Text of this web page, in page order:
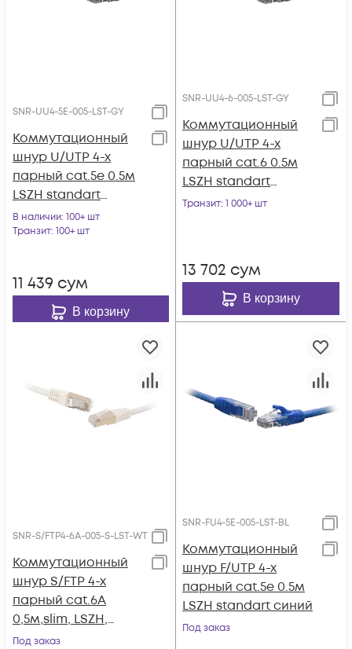
SNR-UU4-5E-005-LST-GY
Коммутационный
шнур U/UTP 4-х
парный cat.5e 0.5м
LSZH standart
серый
В наличии: 100+ шт
Транзит: 100+ шт
11 439 сум
В корзину
SNR-UU4-6-005-LST-GY
Коммутационный
шнур U/UTP 4-х
парный cat.6 0.5м
LSZH standart
серый
Транзит: 1 000+ шт
13 702 сум
В корзину
SNR-S/FTP4-6A-005-S-LST-WT
Коммутационный
шнур S/FTP 4-х
парный cat.6A
0,5м,slim, LSZH,
белый
Под заказ
SNR-FU4-5E-005-LST-BL
Коммутационный
шнур F/UTP 4-х
парный cat.5e 0.5м
LSZH standart синий
Под заказ